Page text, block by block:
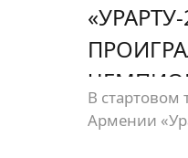
В стартовом
Армении